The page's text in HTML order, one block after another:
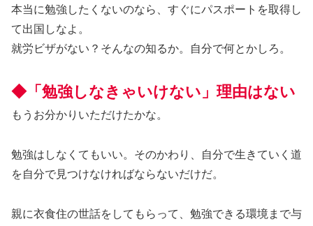
本当に勉強したくないのなら、すぐにパスポートを取得し
て出国しなよ。
就労ビザがない？そんなの知るか。自分で何とかしろ。
◆「勉強しなきゃいけない」理由はない
もうお分かりいただけたかな。
勉強はしなくてもいい。そのかわり、自分で生きていく道
を自分で見つけなければならないだけだ。
親に衣食住の世話をしてもらって、勉強できる環境まで与